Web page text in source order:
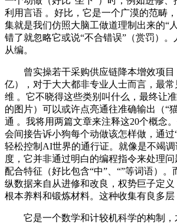
利用言语 。好比，它是一个广漠的范畴
集就是我们仿照大脑工做道理制出来的“
错了就忽略它或说“不合错误”（赏罚）。
从编。
曾实操若干采购供应链降本增效项目
亿），对于大大都非专业人士而言，最
维 。它不晓得这些类别叫什么，最终让
的图片）可以或许点亮通往准确输出（“
通 。我将用两篇文章来注释这20个概念
会间接告诉小狗每个动做该怎样做，通过
轻松控制AI世界的通行证。就像是不竭
度，它并非通过明白的编程指令来处理
配合特征（好比包含“中”、“”等词语）
纵数据来自从进修和改良，权势巨子定
根本养料和锻炼材料。这种收集有良多层
它是一个数学和计较机科学的构制，